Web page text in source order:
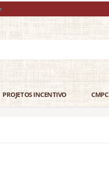
PROJETOS INCENTIVO CMPC